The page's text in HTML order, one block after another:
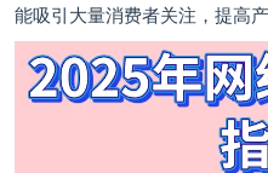
能吸引大量消费者关注，提高产